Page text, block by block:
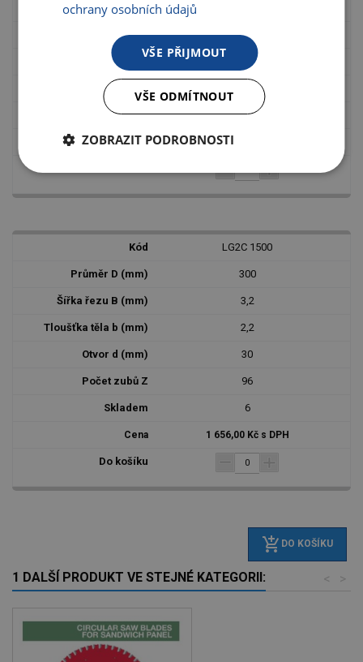
2,2
6
1 457,00 Kč s DPH
LG2C 1500
300
3,2
2,2
30
96
6
1 656,00 Kč s DPH
add_shopping_cart DO KOŠÍKU
1 DALŠÍ PRODUKT VE STEJNÉ KATEGORII: >
<
ochrany osobních údajů
VŠE PŘIJMOUT
VŠE ODMÍTNOUT
ZOBRAZIT PODROBNOSTI